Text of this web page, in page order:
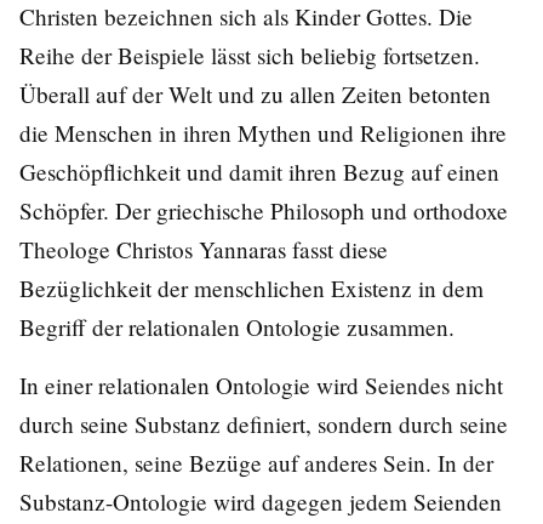
Christen bezeichnen sich als Kinder Gottes. Die
Reihe der Beispiele lässt sich beliebig fortsetzen.
Überall auf der Welt und zu allen Zeiten betonten
die Menschen in ihren Mythen und Religionen ihre
Geschöpflichkeit und damit ihren Bezug auf einen
Schöpfer. Der griechische Philosoph und orthodoxe
Theologe Christos Yannaras fasst diese
Bezüglichkeit der menschlichen Existenz in dem
Begriff der relationalen Ontologie zusammen.
In einer relationalen Ontologie wird Seiendes nicht
durch seine Substanz definiert, sondern durch seine
Relationen, seine Bezüge auf anderes Sein. In der
Substanz-Ontologie wird dagegen jedem Seienden